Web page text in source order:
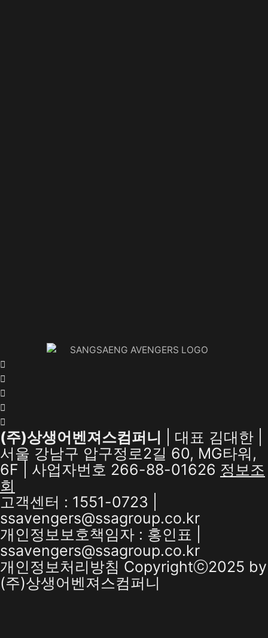
(주)상생어벤져스컴퍼니 | 대표 김대한 |
서울 강남구 압구정로2길 60, MG타워,
6F | 사업자번호 266-88-01626 정보조
회
고객센터 : 1551-0723 |
ssavengers@ssagroup.co.kr
개인정보보호책임자 : 홍인표 |
ssavengers@ssagroup.co.kr
개인정보처리방침 Copyrightⓒ2025 by
(주)상생어벤져스컴퍼니